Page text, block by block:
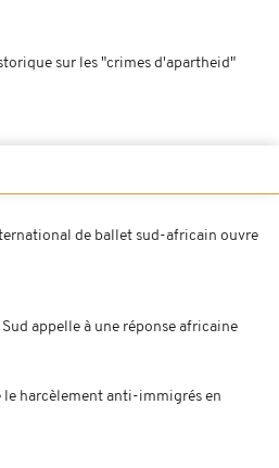
sur les "crimes d'apartheid"
de ballet sud-africain ouvre
appelle à une réponse africaine
le harcèlement anti-immigrés en